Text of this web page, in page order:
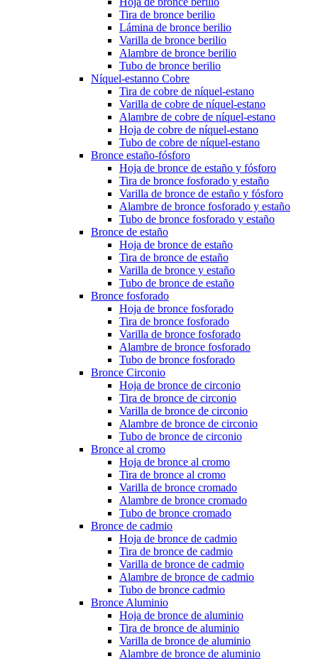
Tira de bronce berilio
Lámina de bronce berilio
Varilla de bronce berilio
Alambre de bronce berilio
Tubo de bronce berilio
Níquel-estanno Cobre
Tira de cobre de níquel-estano
Varilla de cobre de níquel-estano
Alambre de cobre de níquel-estano
Hoja de cobre de níquel-estano
Tubo de cobre de níquel-estano
Bronce estaño-fósforo
Hoja de bronce de estaño y fósforo
Tira de bronce fosforado y estaño
Varilla de bronce de estaño y fósforo
Alambre de bronce fosforado y estaño
Tubo de bronce fosforado y estaño
Bronce de estaño
Hoja de bronce de estaño
Tira de bronce de estaño
Varilla de bronce y estaño
Tubo de bronce de estaño
Bronce fosforado
Hoja de bronce fosforado
Tira de bronce fosforado
Varilla de bronce fosforado
Alambre de bronce fosforado
Tubo de bronce fosforado
Bronce Circonio
Hoja de bronce de circonio
Tira de bronce de circonio
Varilla de bronce de circonio
Alambre de bronce de circonio
Tubo de bronce de circonio
Bronce al cromo
Hoja de bronce al cromo
Tira de bronce al cromo
Varilla de bronce cromado
Alambre de bronce cromado
Tubo de bronce cromado
Bronce de cadmio
Hoja de bronce de cadmio
Tira de bronce de cadmio
Varilla de bronce de cadmio
Alambre de bronce de cadmio
Tubo de bronce cadmio
Bronce Aluminio
Hoja de bronce de aluminio
Tira de bronce de aluminio
Varilla de bronce de aluminio
Alambre de bronce de aluminio